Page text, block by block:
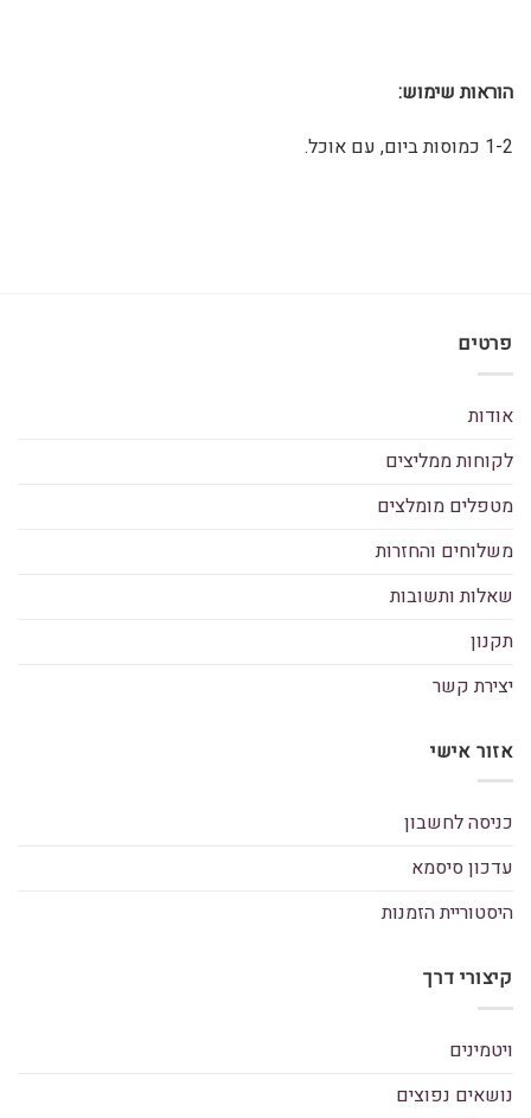
הוראות שימוש:
1-2 כמוסות ביום, עם אוכל.
פרטים
אודות
לקוחות ממליצים
מטפלים מומלצים
משלוחים והחזרות
שאלות ותשובות
תקנון
יצירת קשר
אזור אישי
כניסה לחשבון
עדכון סיסמא
היסטוריית הזמנות
קיצורי דרך
ויטמינים
נושאים נפוצים